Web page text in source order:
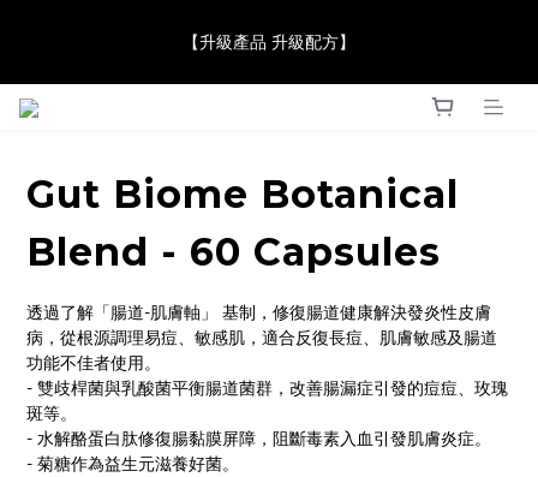
Award 勇奪金獎】
【升級產品 升級配方】
【JaneClare 康膚薈在iida Award Milan 2024 Professional
Gut Biome Botanical
Blend - 60 Capsules
透過了解「腸道-肌膚軸」 基制，修復腸道健康解決發炎性皮膚
病，從根源調理易痘、敏感肌，適合反復長痘、肌膚敏感及腸道
功能不佳者使用。
- 雙歧桿菌與乳酸菌平衡腸道菌群，改善腸漏症引發的痘痘、玫瑰
斑等。
- 水解酪蛋白肽修復腸黏膜屏障，阻斷毒素入血引發肌膚炎症。
- 菊糖作為益生元滋養好菌。